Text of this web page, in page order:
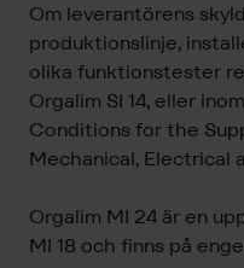
Om leverantörens
produktionslinje,
olika funktionstester
Orgalim SI 14, eller
Conditions for the
Mechanical, Electrical
Orgalim MI 24 är en
MI 18 och finns på